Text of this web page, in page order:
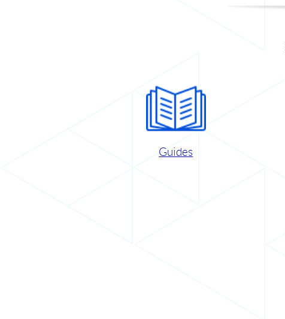
Guides